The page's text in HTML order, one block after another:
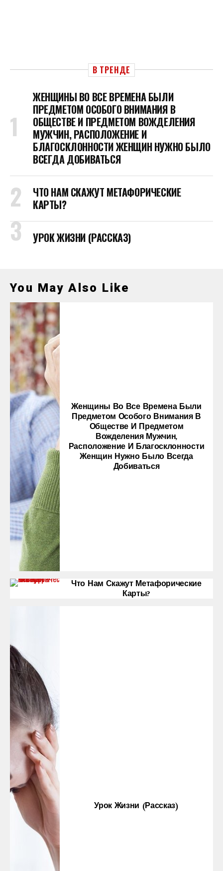
В ТРЕНДЕ
ЖЕНЩИНЫ ВО ВСЕ ВРЕМЕНА БЫЛИ
ПРЕДМЕТОМ ОСОБОГО ВНИМАНИЯ В
ОБЩЕСТВЕ И ПРЕДМЕТОМ ВОЖДЕЛЕНИЯ
МУЖЧИН, РАСПОЛОЖЕНИЕ И
БЛАГОСКЛОННОСТИ ЖЕНЩИН НУЖНО БЫЛО
ВСЕГДА ДОБИВАТЬСЯ
ЧТО НАМ СКАЖУТ МЕТАФОРИЧЕСКИЕ
КАРТЫ?
УРОК ЖИЗНИ (РАССКАЗ)
You May Also Like
Женщины Во Все Времена Были
Предметом Особого Внимания В
Обществе И Предметом
Вожделения Мужчин,
Расположение И Благосклонности
Женщин Нужно Было Всегда
Добиваться
Что Нам Скажут Метафорические
Карты?
Урок Жизни (рассказ)